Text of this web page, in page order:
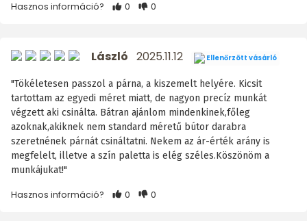
Hasznos információ? 0 0
László 2025.11.12 Ellenőrzött vásárló
"Tökéletesen passzol a párna, a kiszemelt helyére. Kicsit
tartottam az egyedi méret miatt, de nagyon precíz munkát
végzett aki csinálta. Bátran ajánlom mindenkinek,főleg
azoknak,akiknek nem standard méretű bútor darabra
szeretnének párnát csináltatni. Nekem az ár-érték arány is
megfelelt, illetve a szín paletta is elég széles.Köszönöm a
munkájukat!"
Hasznos információ? 0 0